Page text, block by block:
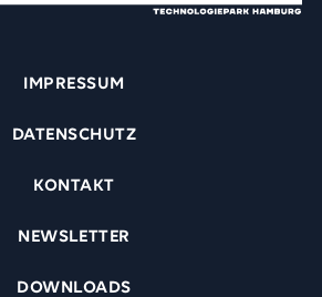
IMPRESSUM
DATENSCHUTZ
KONTAKT
NEWSLETTER
DOWNLOADS